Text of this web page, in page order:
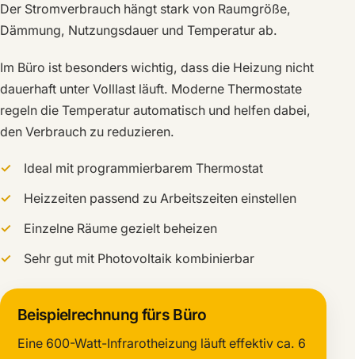
Der Stromverbrauch hängt stark von Raumgröße,
Dämmung, Nutzungsdauer und Temperatur ab.
Im Büro ist besonders wichtig, dass die Heizung nicht
dauerhaft unter Volllast läuft. Moderne Thermostate
regeln die Temperatur automatisch und helfen dabei,
den Verbrauch zu reduzieren.
Ideal mit programmierbarem Thermostat
Heizzeiten passend zu Arbeitszeiten einstellen
Einzelne Räume gezielt beheizen
Sehr gut mit Photovoltaik kombinierbar
Beispielrechnung fürs Büro
Eine 600-Watt-Infrarotheizung läuft effektiv ca. 6